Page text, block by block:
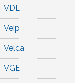
VDL
Veip
Velda
VGE